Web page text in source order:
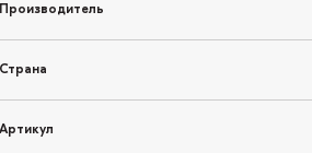
Производитель
Страна
Артикул